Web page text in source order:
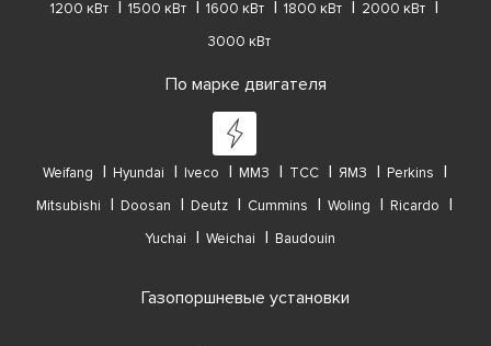
1200 кВт
1500 кВт 1600 кВт 1800 кВт
2000 кВт
3000 кВт
По марке двигателя
Weifang Hyundai Iveco ММЗ ТСС ЯМЗ
Perkins
Mitsubishi
Doosan Deutz Cummins Woling
Ricardo
Yuchai
Weichai Baudouin
Газопоршневые установки